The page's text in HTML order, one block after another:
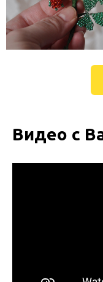
Видео с